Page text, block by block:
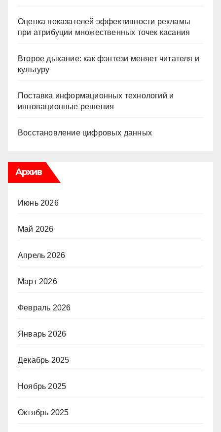
Оценка показателей эффективности рекламы
при атрибуции множественных точек касания
Второе дыхание: как фэнтези меняет читателя и
культуру
Поставка информационных технологий и
инновационные решения
Восстановление цифровых данных
Архив
Июнь 2026
Май 2026
Апрель 2026
Март 2026
Февраль 2026
Январь 2026
Декабрь 2025
Ноябрь 2025
Октябрь 2025